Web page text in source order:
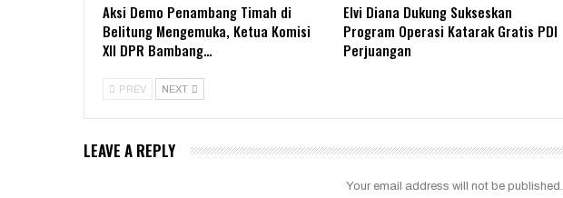
Aksi Demo Penambang Timah di
Belitung Mengemuka, Ketua Komisi
XII DPR Bambang…
Elvi Diana Dukung Sukseskan
Program Operasi Katarak Gratis PDI
Perjuangan
PREV NEXT
LEAVE A REPLY
Your email address will not be published.